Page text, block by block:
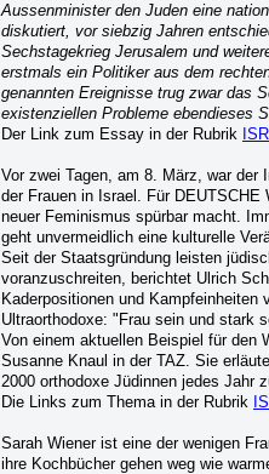
Aussenminister den Juden eine
diskutiert, vor siebzig Jahren
Sechstagekrieg Jerusalem und
erstmals ein Politiker aus dem
genannten Ereignisse trug zwar das
existenziellen Probleme ebendieses
Der Link zum Essay in der Rubrik
Vor zwei Tagen, am 8. März, war der
der Frauen in Israel. Für
neuer Feminismus spürbar macht.
geht unvermeidlich eine kulturelle
Seit der Staatsgründung leisten
voranzuschreiten, berichtet Ulrich
Kaderpositionen und
Ultraorthodoxe: "Frau sein und stark
Von einem aktuellen Beispiel für den
Susanne Knaul in der TAZ. Sie
2000 orthodoxe Jüdinnen jedes Jahr
Die Links zum Thema in der Rubrik
Sarah Wiener ist eine der wenigen
ihre Kochbücher gehen weg wie